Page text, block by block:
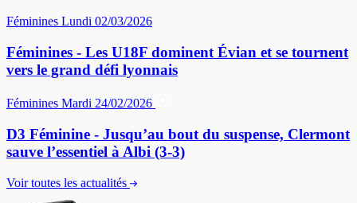
Féminines Lundi 02/03/2026
Féminines - Les U18F dominent Évian et se tournent
vers le grand défi lyonnais
Féminines Mardi 24/02/2026
D3 Féminine - Jusqu’au bout du suspense, Clermont
sauve l’essentiel à Albi (3-3)
Voir toutes les actualités